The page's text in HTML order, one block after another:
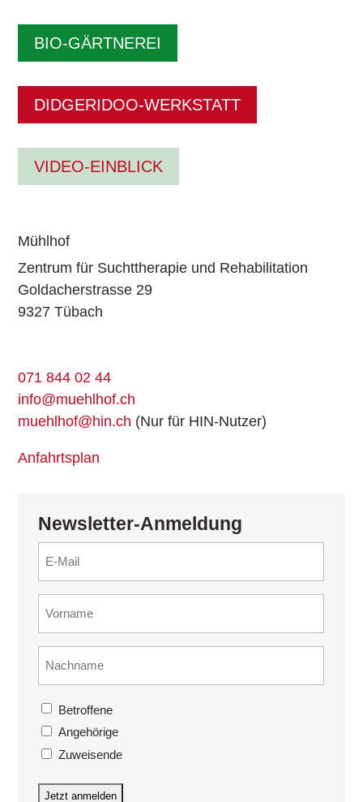
BIO-GÄRTNEREI
DIDGERIDOO-WERKSTATT
VIDEO-EINBLICK
Mühlhof
Zentrum für Suchttherapie und Rehabilitation
Goldacherstrasse 29
9327 Tübach
071 844 02 44
info@muehlhof.ch
muehlhof@hin.ch (Nur für HIN-Nutzer)
Anfahrtsplan
Newsletter-Anmeldung
(erforderlich)
Interesse
(erforderlich)
Betroffene
Angehörige
Zuweisende